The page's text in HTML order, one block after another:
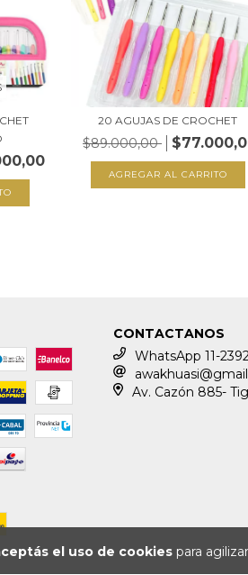
el uso de cookies para
20 AGUJAS DE CROCHET
$89.000,00
CONTACTANOS
WhatsApp 11-
Av. Cazón 885-